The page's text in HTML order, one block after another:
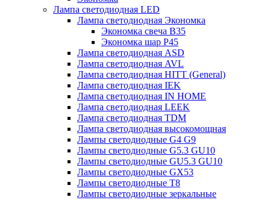
Лампа светодиодная LED
Лампа светодиодная Экономка
Экономка свеча B35
Экономка шар P45
Лампа светодиодная ASD
Лампа светодиодная AVL
Лампа светодиодная HITT (General)
Лампа светодиодная IEK
Лампа светодиодная IN HOME
Лампа светодиодная LEEK
Лампа светодиодная TDM
Лампа светодиодная высокомощная
Лампы светодиодные G4 G9
Лампы светодиодные G5.3 GU10
Лампы светодиодные GU5.3 GU10
Лампы светодиодные GX53
Лампы светодиодные T8
Лампы светодиодные зеркальные